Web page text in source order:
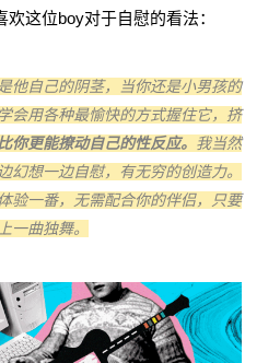
这位boy对于自慰的看法：
他自己的阴茎，当你还是小男孩的
会用各种最愉快的方式握住它，挤
你更能撩动自己的性反应。 我当然
幻想一边自慰，有无穷的创造力。
验一番，无需配合你的伴侣，只要
一曲独舞。